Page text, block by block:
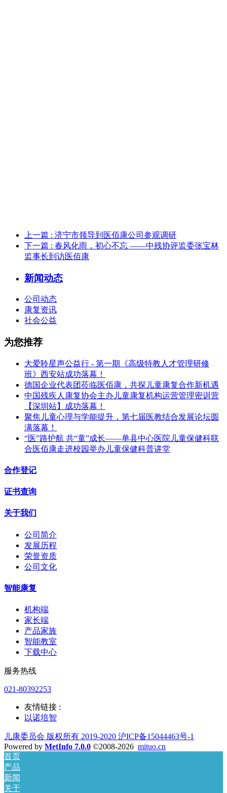
上一篇 : 济宁市领导到医佰康公司参观调研
下一篇 : 春风化雨，初心不忘 ——中残协评监委张宝林
监事长到访医佰康
新闻动态
公司动态
康复资讯
社会公益
为您推荐
大爱聆星声公益行 - 第一期《高级特教人才管理研修
班》西安站成功落幕！
德国企业代表团莅临医佰康，共探儿童康复合作新机遇
中国残疾人康复协会主办儿童康复机构运营管理密训营
【深圳站】成功落幕！
聚焦儿童心理与学能提升，第七届医教结合发展论坛圆
满落幕！
“医”路护航 共“童”成长——单县中心医院儿童保健科联
合医佰康走进校园举办儿童保健科普讲堂
合作登记
证书查询
关于我们
公司简介
发展历程
荣誉资质
公司文化
智能康复
机构端
家长端
产品家族
智能教室
下载中心
服务热线
021-80392253
友情链接 :
以诺培智
儿康委员会 版权所有 2019-2020 沪ICP备15044463号-1
Powered by MetInfo 7.0.0 ©2008-2026 mituo.cn
首页
产品
新闻
关于